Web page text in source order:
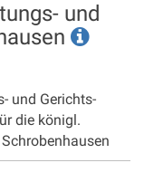
und
und Gerichts-
die königl.